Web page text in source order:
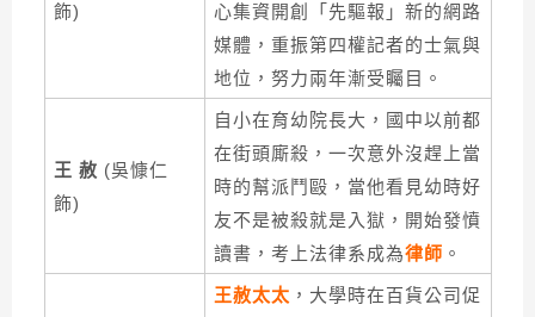
飾)
心集資開創「先驅報」新的網路
媒體，重振第四權記者的士氣與
地位，努力兩年漸受矚目。
王 赦 (吳慷仁
飾)
自小在育幼院長大，國中以前都
在街頭廝殺，一次意外沒趕上當
時的幫派鬥毆，當他看見幼時好
友不是被殺就是入獄，開始發憤
讀書，考上法律系成為律師 。
王赦太太 ，大學時在百貨公司促